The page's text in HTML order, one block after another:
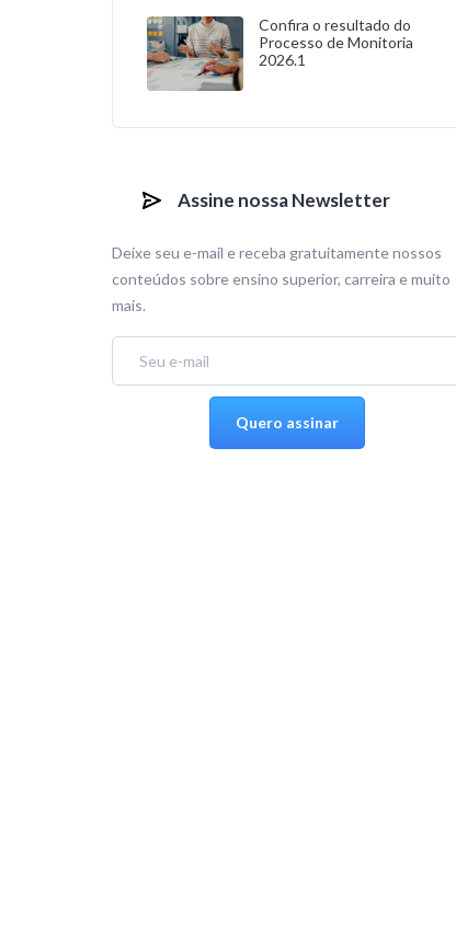
Confira o resultado do
Processo de Monitoria
2026.1
Assine nossa Newsletter
Deixe seu e-mail e receba gratuitamente nossos
conteúdos sobre ensino superior, carreira e muito
mais.